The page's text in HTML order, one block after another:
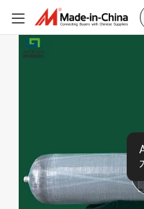
고압 300bar 탄소 섬유 탱크 가스